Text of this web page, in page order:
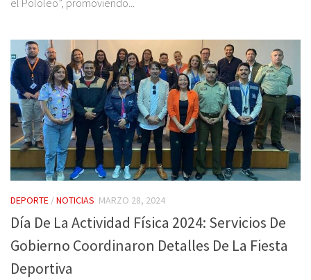
DEPORTE /NOTICIAS MARZO 28, 2024
Día De La Actividad Física 2024: Servicios De
Gobierno Coordinaron Detalles De La Fiesta
Deportiva